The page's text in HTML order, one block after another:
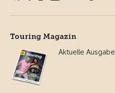
Touring Magazin
Aktuelle Ausgabe